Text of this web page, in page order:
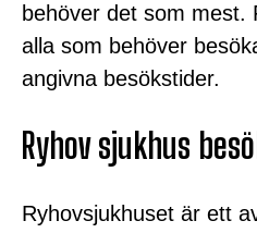
behöver det som mest.
alla som behöver
angivna besökstider.
Ryhov sjukhus
Ryhovsjukhuset är ett